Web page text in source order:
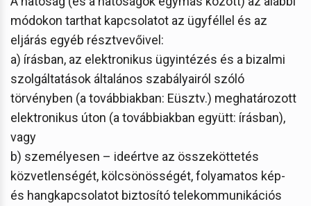
módokon tarthat kapcsolatot az ügyféllel és az
eljárás egyéb résztvevőivel:
a) írásban, az elektronikus ügyintézés és a bizalmi
szolgáltatások általános szabályairól szóló
törvényben (a továbbiakban: Eüsztv.) meghatározott
elektronikus úton (a továbbiakban együtt: írásban),
vagy
b) személyesen – ideértve az összeköttetés
közvetlenségét, kölcsönösségét, folyamatos kép-
és hangkapcsolatot biztosító telekommunikációs